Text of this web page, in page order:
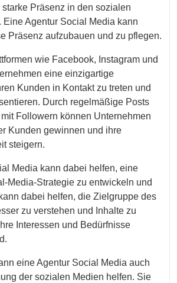
Präsenz in den sozialen
Eine Agentur Social Media kann
Präsenz aufzubauen und zu pflegen.
wie Facebook, Instagram und
eine einzigartige
Kunden in Kontakt zu treten und
Durch regelmäßige Posts
Followern können Unternehmen
Kunden gewinnen und ihre
steigern.
Media kann dabei helfen, eine
Media-Strategie zu entwickeln und
dabei helfen, die Zielgruppe des
zu verstehen und Inhalte zu
Interessen und Bedürfnisse
eine Agentur Social Media auch
der sozialen Medien helfen. Sie